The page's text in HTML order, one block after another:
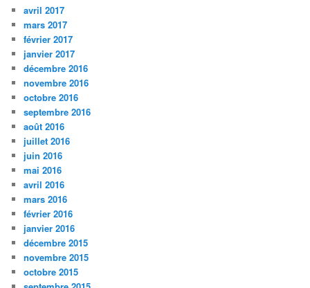
avril 2017
mars 2017
février 2017
janvier 2017
décembre 2016
novembre 2016
octobre 2016
septembre 2016
août 2016
juillet 2016
juin 2016
mai 2016
avril 2016
mars 2016
février 2016
janvier 2016
décembre 2015
novembre 2015
octobre 2015